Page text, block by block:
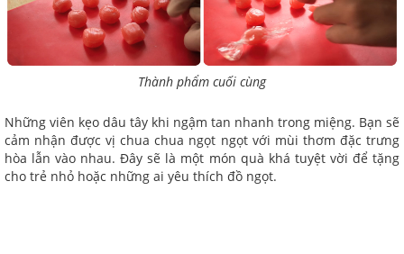
Thành phẩm cuối cùng
Những viên kẹo dâu tây khi ngậm tan nhanh trong miệng. Bạn sẽ
cảm nhận được vị chua chua ngọt ngọt với mùi thơm đặc trưng
hòa lẫn vào nhau. Đây sẽ là một món quà khá tuyệt vời để tặng
cho trẻ nhỏ hoặc những ai yêu thích đồ ngọt.